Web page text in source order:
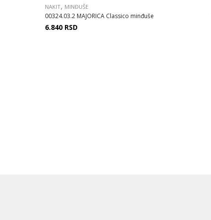
NAKIT, MINĐUŠE
00324.03.2 MAJORICA Classico minđuše
6.840 RSD